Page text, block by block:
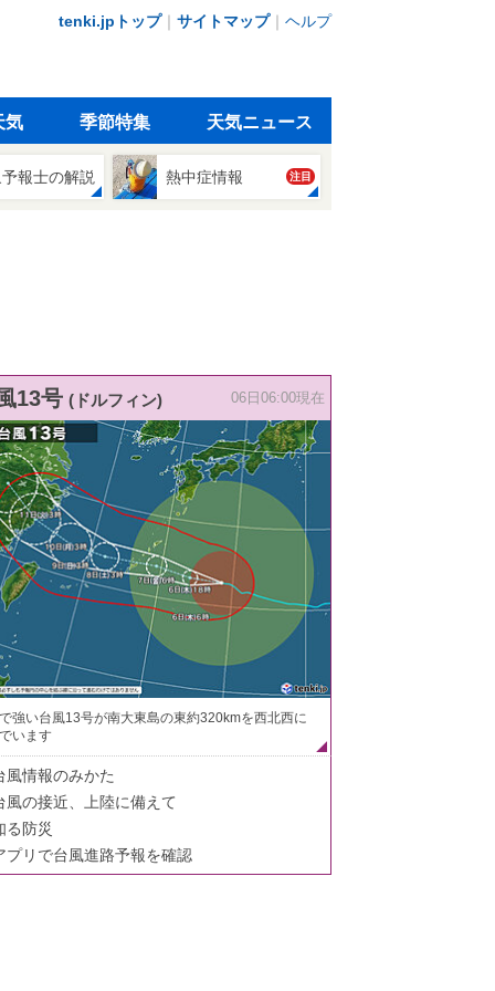
tenki.jpトップ｜ サイトマップ｜ ヘルプ
気 季節特集 天気ニュース
報士の解説 熱中症情報 注目
13号 (ドルフィン) 06日06:00現在
強い台風13号が南大東島の東約320kmを西北西に
います
風情報のみかた
風の接近、上陸に備えて
る防災
プリで台風進路予報を確認